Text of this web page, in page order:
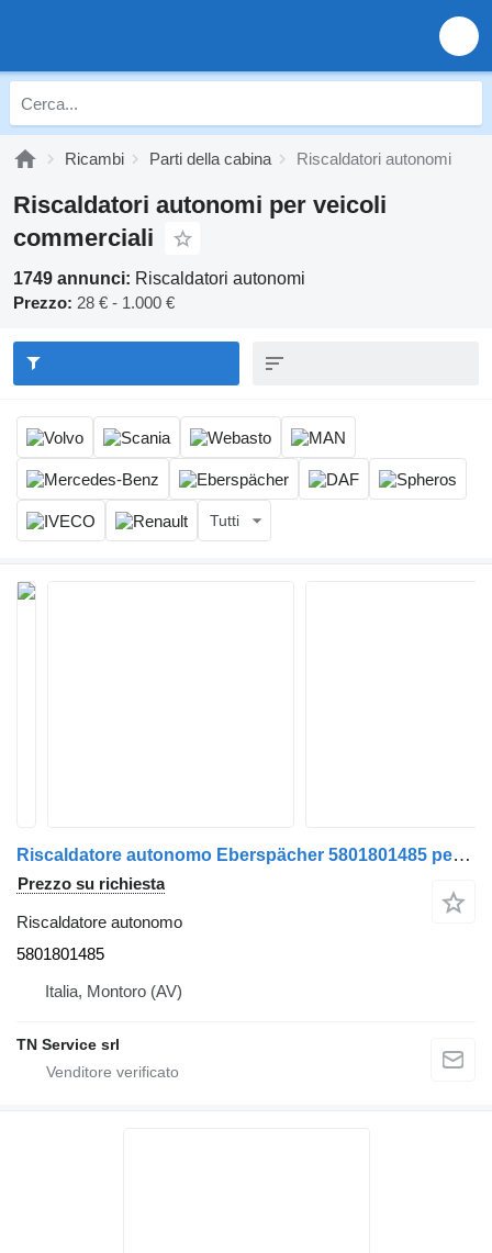
Ricambi Parti della cabina Riscaldatori autonomi
Riscaldatori autonomi per veicoli
commerciali
1749 annunci: Riscaldatori autonomi
Prezzo: 28 € - 1.000 €
Tutti
Riscaldatore autonomo Eberspächer 5801801485 per camion IVECO Stralis 480 E6
Prezzo su richiesta
Riscaldatore autonomo
5801801485
Italia, Montoro (AV)
TN Service srl